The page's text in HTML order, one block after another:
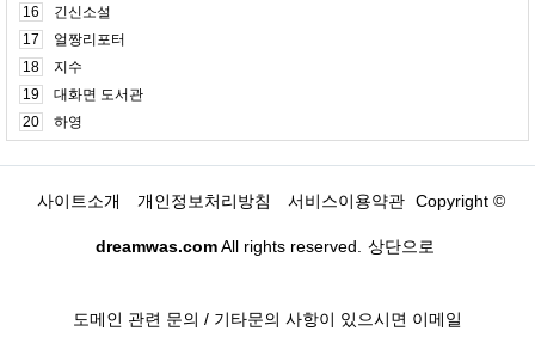
16
긴신소설
17
얼짱리포터
18
지수
19
대화면 도서관
20
하영
사이트소개 개인정보처리방침 서비스이용약관 Copyright ©
dreamwas.comAll rights reserved. 상단으로
도메인 관련 문의 / 기타문의 사항이 있으시면 이메일